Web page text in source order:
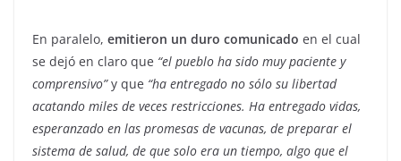
En paralelo, emitieron un duro comunicado en el cual
se dejó en claro que “el pueblo ha sido muy paciente y
comprensivo”y que “ha entregado no sólo su libertad
acatando miles de veces restricciones. Ha entregado vidas,
esperanzado en las promesas de vacunas, de preparar el
sistema de salud, de que solo era un tiempo, algo que el